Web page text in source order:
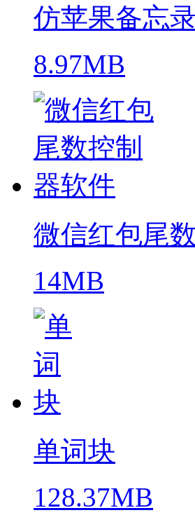
仿苹果备忘
8.97MB
微信红包尾
14MB
单词块
128.37MB